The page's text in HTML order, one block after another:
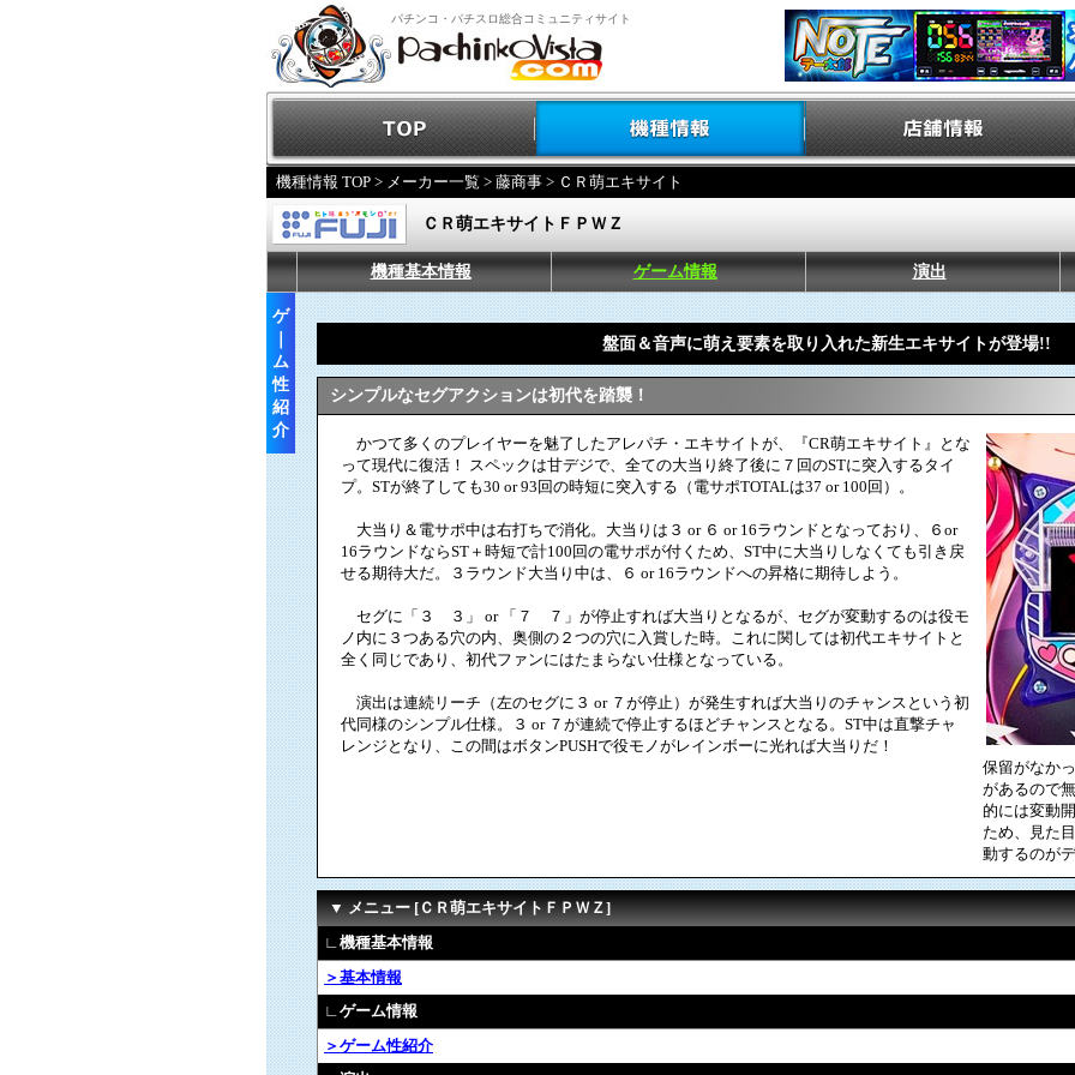
パチンコ・パチスロ総合コミュニティサイト
機種情報 TOP > メーカー一覧 > 藤商事 > ＣＲ萌エキサイト
ＣＲ萌エキサイトＦＰＷＺ
機種基本情報 ゲーム情報 演出
ゲ
ム
性
紹
介
盤面＆音声に萌え要素を取り入れた新生エキサイトが登場!!
シンプルなセグアクションは初代を踏襲！
かつて多くのプレイヤーを魅了したアレパチ・エキサイトが、『CR萌エキサイト』とな
って現代に復活！ スペックは甘デジで、全ての大当り終了後に７回のSTに突入するタイ
プ。STが終了しても30 or 93回の時短に突入する（電サポTOTALは37 or 100回）。
大当り＆電サポ中は右打ちで消化。大当りは３ or ６ or 16ラウンドとなっており、６or
16ラウンドならST＋時短で計100回の電サポが付くため、ST中に大当りしなくても引き戻
せる期待大だ。３ラウンド大当り中は、６ or 16ラウンドへの昇格に期待しよう。
セグに「３ ３」 or 「７ ７」が停止すれば大当りとなるが、セグが変動するのは役モ
ノ内に３つある穴の内、奥側の２つの穴に入賞した時。これに関しては初代エキサイトと
全く同じであり、初代ファンにはたまらない仕様となっている。
演出は連続リーチ（左のセグに３ or ７が停止）が発生すれば大当りのチャンスという初
代同様のシンプル仕様。３ or ７が連続で停止するほどチャンスとなる。ST中は直撃チャ
レンジとなり、この間はボタンPUSHで役モノがレインボーに光れば大当りだ！
保留がなか
があるので
的には変動
ため、見た
動するのが
▼ メニュー [ＣＲ萌エキサイトＦＰＷＺ]
∟機種基本情報
＞基本情報
∟ゲーム情報
＞ゲーム性紹介